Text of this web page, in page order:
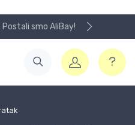
Postali smo AliBay!